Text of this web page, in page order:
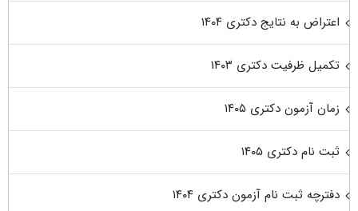
اعتراض به نتایج دکتری ۱۴۰۴
تکمیل ظرفیت دکتری ۱۴۰۳
زمان آزمون دکتری ۱۴۰۵
ثبت نام دکتری ۱۴۰۵
دفترچه ثبت نام آزمون دکتری ۱۴۰۴